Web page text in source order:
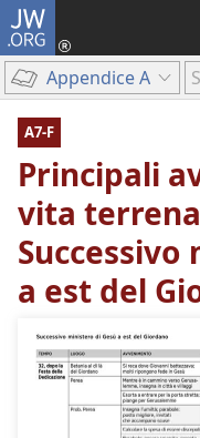
JW.ORG
Appendice A
A7-F
Principali
vita
Successivo
a est del